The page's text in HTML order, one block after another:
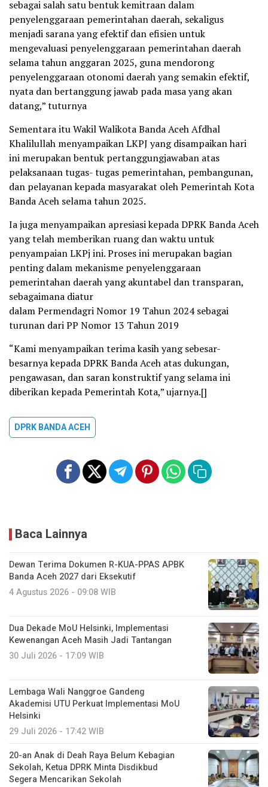
sebagai salah satu bentuk kemitraan dalam
penyelenggaraan pemerintahan daerah, sekaligus
menjadi sarana yang efektif dan efisien untuk
mengevaluasi penyelenggaraan pemerintahan daerah
selama tahun anggaran 2025, guna mendorong
penyelenggaraan otonomi daerah yang semakin efektif,
nyata dan bertanggung jawab pada masa yang akan
datang,” tuturnya
Sementara itu Wakil Walikota Banda Aceh Afdhal
Khalilullah menyampaikan LKPJ yang disampaikan hari
ini merupakan bentuk pertanggungjawaban atas
pelaksanaan tugas- tugas pemerintahan, pembangunan,
dan pelayanan kepada masyarakat oleh Pemerintah Kota
Banda Aceh selama tahun 2025.
Ia juga menyampaikan apresiasi kepada DPRK Banda Aceh
yang telah memberikan ruang dan waktu untuk
penyampaian LKPj ini. Proses ini merupakan bagian
penting dalam mekanisme penyelenggaraan
pemerintahan daerah yang akuntabel dan transparan,
sebagaimana diatur
dalam Permendagri Nomor 19 Tahun 2024 sebagai
turunan dari PP Nomor 13 Tahun 2019
“Kami menyampaikan terima kasih yang sebesar-
besarnya kepada DPRK Banda Aceh atas dukungan,
pengawasan, dan saran konstruktif yang selama ini
diberikan kepada Pemerintah Kota,” ujarnya.[]
DPRK BANDA ACEH
Baca Lainnya
Dewan Terima Dokumen R-KUA-PPAS APBK
Banda Aceh 2027 dari Eksekutif
4 Agustus 2026 - 09:08 WIB
Dua Dekade MoU Helsinki, Implementasi
Kewenangan Aceh Masih Jadi Tantangan
30 Juli 2026 - 17:09 WIB
Lembaga Wali Nanggroe Gandeng
Akademisi UTU Perkuat Implementasi MoU
Helsinki
29 Juli 2026 - 17:42 WIB
20-an Anak di Deah Raya Belum Kebagian
Sekolah, Ketua DPRK Minta Disdikbud
Segera Mencarikan Sekolah